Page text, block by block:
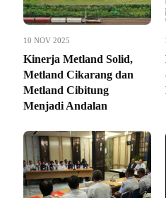
10 NOV 2025
Kinerja Metland Solid,
Metland Cikarang dan
Metland Cibitung
Menjadi Andalan